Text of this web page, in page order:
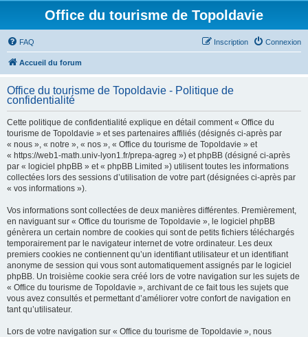
Office du tourisme de Topoldavie
FAQ Connexion
Inscription
Accueil du forum
Office du tourisme de Topoldavie - Politique de
confidentialité
Cette politique de confidentialité explique en détail comment « Office du
tourisme de Topoldavie » et ses partenaires affiliés (désignés ci-après par
« nous », « notre », « nos », « Office du tourisme de Topoldavie » et
« https://web1-math.univ-lyon1.fr/prepa-agreg ») et phpBB (désigné ci-après
par « logiciel phpBB » et « phpBB Limited ») utilisent toutes les informations
collectées lors des sessions d’utilisation de votre part (désignées ci-après par
« vos informations »).
Vos informations sont collectées de deux manières différentes. Premièrement,
en naviguant sur « Office du tourisme de Topoldavie », le logiciel phpBB
génèrera un certain nombre de cookies qui sont de petits fichiers téléchargés
temporairement par le navigateur internet de votre ordinateur. Les deux
premiers cookies ne contiennent qu’un identifiant utilisateur et un identifiant
anonyme de session qui vous sont automatiquement assignés par le logiciel
phpBB. Un troisième cookie sera créé lors de votre navigation sur les sujets de
« Office du tourisme de Topoldavie », archivant de ce fait tous les sujets que
vous avez consultés et permettant d’améliorer votre confort de navigation en
tant qu’utilisateur.
Lors de votre navigation sur « Office du tourisme de Topoldavie », nous